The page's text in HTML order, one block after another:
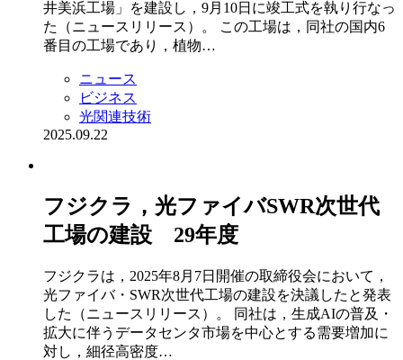
井美浜工場」を建設し，9月10日に竣工式を執り行なっ
た（ニュースリリース）。 この工場は，同社の国内6
番目の工場であり，植物…
ニュース
ビジネス
光関連技術
2025.09.22
フジクラ，光ファイバSWR次世代
工場の建設 29年度
フジクラは，2025年8月7日開催の取締役会において，
光ファイバ・SWR次世代工場の建設を決議したと発表
した（ニュースリリース）。 同社は，生成AIの普及・
拡大に伴うデータセンタ市場を中心とする需要増加に
対し，細径高密度…